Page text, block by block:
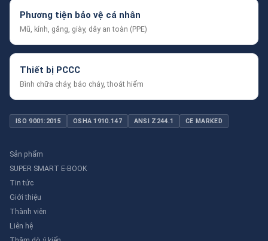
Phương tiện bảo vệ cá nhân
Mũ, kính, găng, giày, dây an toàn (PPE)
Thiết bị PCCC
Bình chữa cháy, báo cháy, thoát hiểm
ISO 9001:2015 OSHA 1910.147 ANSI Z244.1 CE MARKED
Sản phẩm
SUPER SMART E-BOOK
Tin tức
Giới thiệu
Thành viên
Liên hệ